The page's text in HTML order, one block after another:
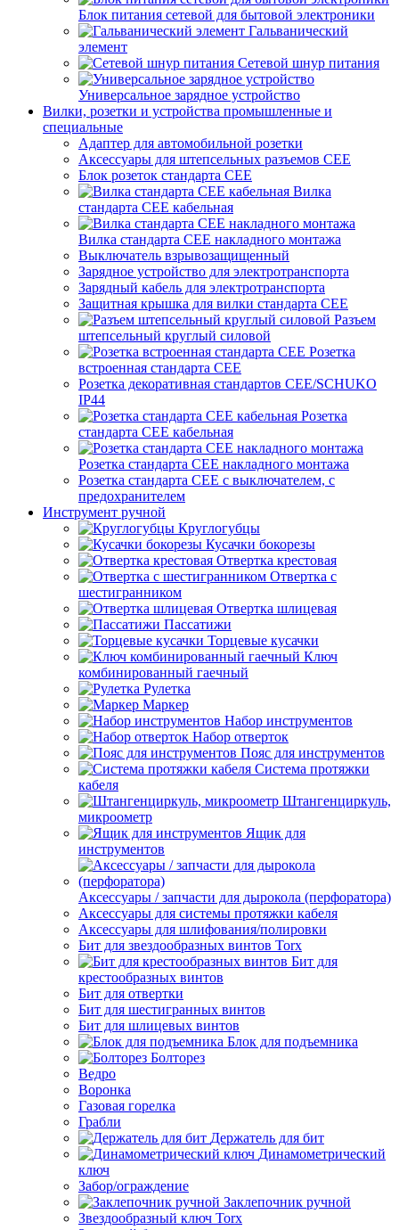
Блок питания сетевой для бытовой электроники
Гальванический
элемент
Сетевой шнур питания
Универсальное зарядное устройство
Вилки, розетки и устройства промышленные и
специальные
Адаптер для автомобильной розетки
Аксессуары для штепсельных разъемов CEE
Блок розеток стандарта CEE
Вилка
стандарта CEE кабельная
Вилка стандарта CEE накладного монтажа
Выключатель взрывозащищенный
Зарядное устройство для электротранспорта
Зарядный кабель для электротранспорта
Защитная крышка для вилки стандарта CEE
Разъем
штепсельный круглый силовой
Розетка
встроенная стандарта CEE
Розетка декоративная стандартов CEE/SCHUKO
IP44
Розетка
стандарта СЕЕ кабельная
Розетка стандарта СЕЕ накладного монтажа
Розетка стандарта СЕЕ с выключателем, с
предохранителем
Инструмент ручной
Круглогубцы
Кусачки бокорезы
Отвертка крестовая
Отвертка с
шестигранником
Отвертка шлицевая
Пассатижи
Торцевые кусачки
Ключ
комбинированный гаечный
Рулетка
Маркер
Набор инструментов
Набор отверток
Пояс для инструментов
Система протяжки
кабеля
Штангенциркуль,
микроометр
Ящик для
инструментов
Аксессуары / запчасти для дырокола (перфоратора)
Аксессуары для системы протяжки кабеля
Аксессуары для шлифования/полировки
Бит для звездообразных винтов Torx
Бит для
крестообразных винтов
Бит для отвертки
Бит для шестигранных винтов
Бит для шлицевых винтов
Блок для подъемника
Болторез
Ведро
Воронка
Газовая горелка
Грабли
Держатель для бит
Динамометрический
ключ
Забор/ограждение
Заклепочник ручной
Звездообразный ключ Torx